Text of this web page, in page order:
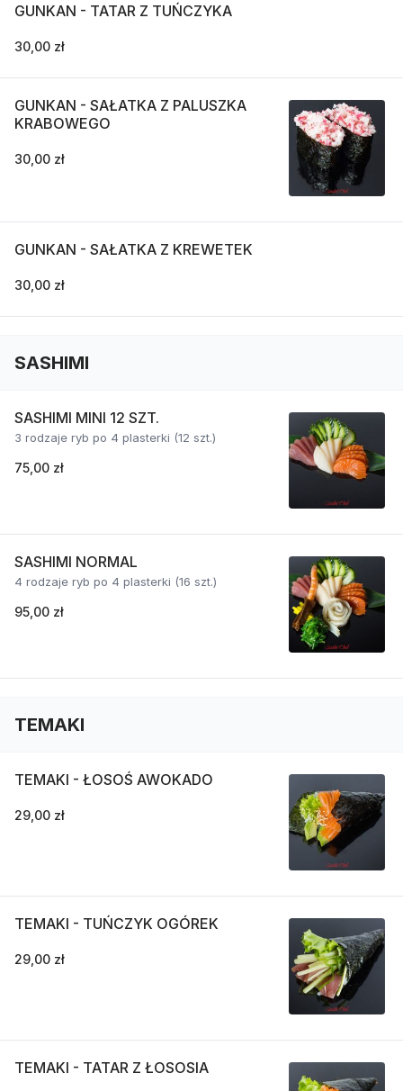
GUNKAN - TATAR Z TUŃCZYKA
30,00 zł
GUNKAN - SAŁATKA Z PALUSZKA
KRABOWEGO
30,00 zł
GUNKAN - SAŁATKA Z KREWETEK
30,00 zł
SASHIMI
SASHIMI MINI 12 SZT.
3 rodzaje ryb po 4 plasterki (12 szt.)
75,00 zł
SASHIMI NORMAL
4 rodzaje ryb po 4 plasterki (16 szt.)
95,00 zł
TEMAKI
TEMAKI - ŁOSOŚ AWOKADO
29,00 zł
TEMAKI - TUŃCZYK OGÓREK
29,00 zł
TEMAKI - TATAR Z ŁOSOSIA